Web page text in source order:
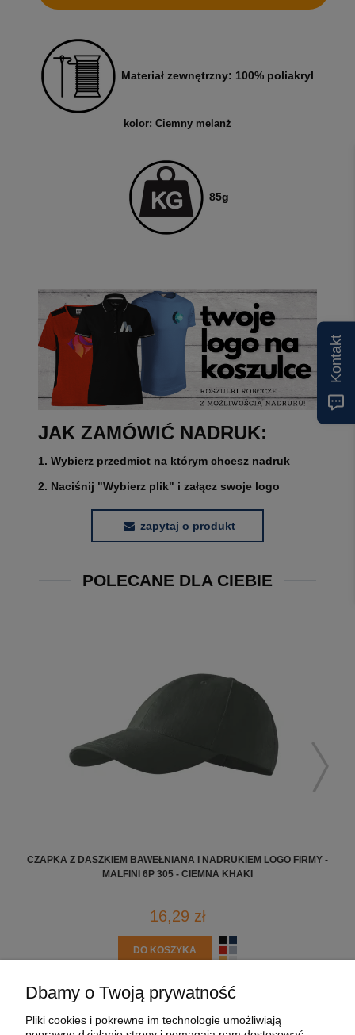
Materiał zewnętrzny: 100% poliakryl
kolor: Ciemny melanż
85g
JAK ZAMÓWIĆ NADRUK:
1. Wybierz przedmiot na którym chcesz nadruk
2. Naciśnij "Wybierz plik" i załącz swoje logo
zapytaj o produkt
POLECANE DLA CIEBIE
CZAPKA Z DASZKIEM BAWEŁNIANA I NADRUKIEM LOGO FIRMY -
MALFINI 6P 305 - CIEMNA KHAKI
16,29 zł
DO KOSZYKA
Dbamy o Twoją prywatność
Pliki cookies i pokrewne im technologie umożliwiają
Kontakt